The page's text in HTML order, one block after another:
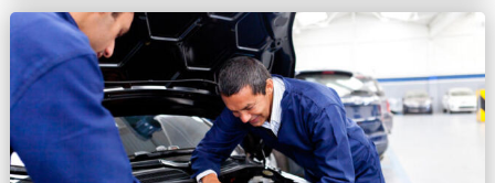
Верховного Совета СССР от 1 октября 1980 года № 3018-Х
«О праздничных и памятных днях».Эта отрасль уже
несколько десятилетий является ведущей отраслью
экономи...